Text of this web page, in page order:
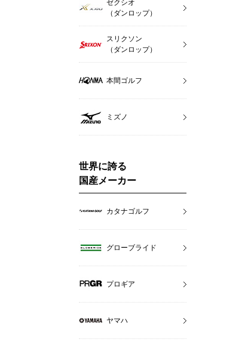
ゼクシオ
（ダンロップ）
スリクソン
（ダンロップ）
本間ゴルフ
ミズノ
世界に誇る
国産メーカー
カタナゴルフ
グローブライド
プロギア
ヤマハ